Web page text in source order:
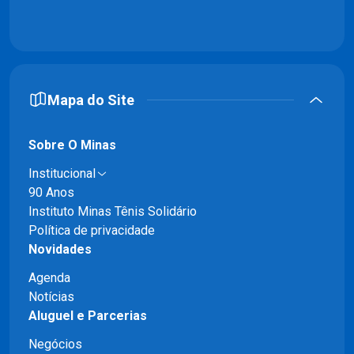
Mapa do Site
Sobre O Minas
Institucional
90 Anos
Instituto Minas Tênis Solidário
Política de privacidade
Novidades
Agenda
Notícias
Aluguel e Parcerias
Negócios